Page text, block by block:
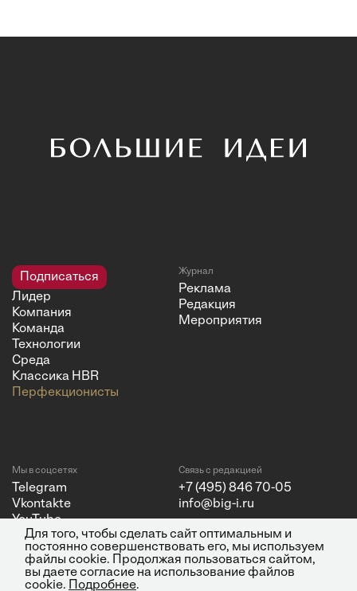
Подписаться
Лидер
Компания
Команда
Технологии
Среда
Классика HBR
Перфекционисты
Журнал
Реклама
Редакция
Мероприятия
Мы в соцсетях
Telegram
Vkontakte
YouTube
Связь с редакцией
+7 (495) 846 70-05
info@big-i.ru
Для того, чтобы сделать сайт оптимальным и
постоянно совершенствовать его, мы используем
файлы cookie. Продолжая пользоваться сайтом,
вы даете согласие на использование файлов
cookie.
Подробнее.